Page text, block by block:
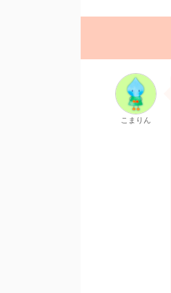
こまりん